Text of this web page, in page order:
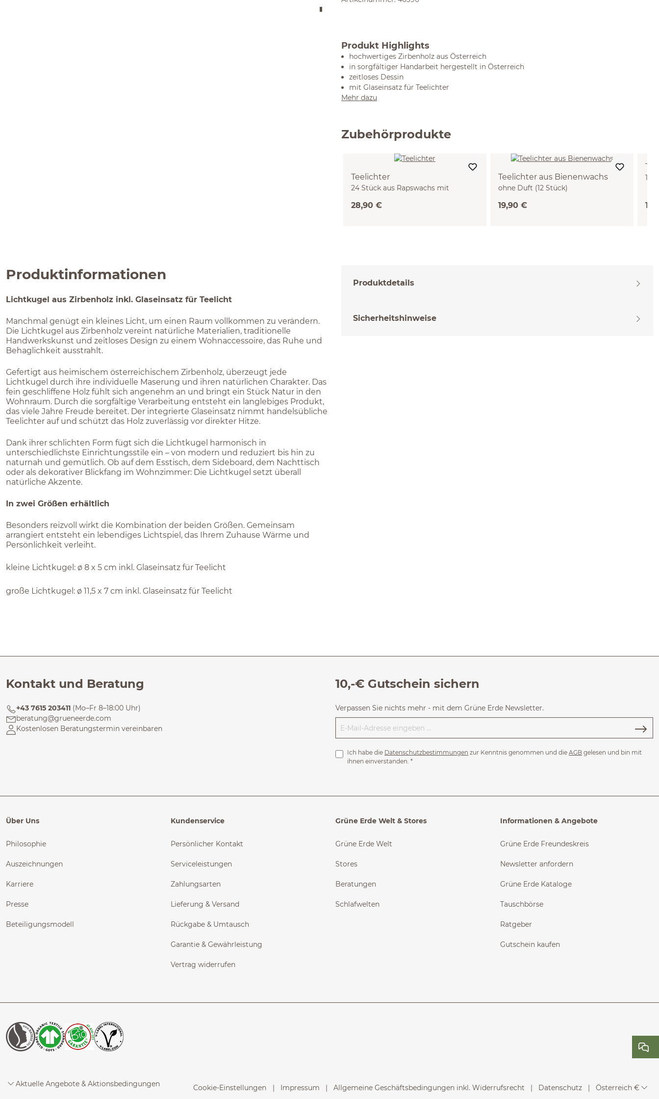
Produkt Highlights
hochwertiges Zirbenholz aus Österreich
in sorgfältiger Handarbeit hergestellt in Österreich
zeitloses Dessin
mit Glaseinsatz für Teelichter
Mehr dazu
Zubehörprodukte
Teelichter
24 Stück aus Rapswachs mit
28,90 €
Teelichter aus Bienenwachs
ohne Duft (12 Stück)
19,90 €
12
Produktinformationen
Lichtkugel aus Zirbenholz inkl. Glaseinsatz für Teelicht
Manchmal genügt ein kleines Licht, um einen Raum vollkommen zu verändern.
Die Lichtkugel aus Zirbenholz vereint natürliche Materialien, traditionelle
Handwerkskunst und zeitloses Design zu einem Wohnaccessoire, das Ruhe und
Behaglichkeit ausstrahlt.
Gefertigt aus heimischem österreichischem Zirbenholz, überzeugt jede
Lichtkugel durch ihre individuelle Maserung und ihren natürlichen Charakter. Das
fein geschliffene Holz fühlt sich angenehm an und bringt ein Stück Natur in den
Wohnraum. Durch die sorgfältige Verarbeitung entsteht ein langlebiges Produkt,
das viele Jahre Freude bereitet. Der integrierte Glaseinsatz nimmt handelsübliche
Teelichter auf und schützt das Holz zuverlässig vor direkter Hitze.
Dank ihrer schlichten Form fügt sich die Lichtkugel harmonisch in
unterschiedlichste Einrichtungsstile ein – von modern und reduziert bis hin zu
naturnah und gemütlich. Ob auf dem Esstisch, dem Sideboard, dem Nachttisch
oder als dekorativer Blickfang im Wohnzimmer: Die Lichtkugel setzt überall
natürliche Akzente.
In zwei Größen erhältlich
Besonders reizvoll wirkt die Kombination der beiden Größen. Gemeinsam
arrangiert entsteht ein lebendiges Lichtspiel, das Ihrem Zuhause Wärme und
Persönlichkeit verleiht.
kleine Lichtkugel: ø 8 x 5 cm inkl. Glaseinsatz für Teelicht
große Lichtkugel: ø 11,5 x 7 cm inkl. Glaseinsatz für Teelicht
Produktdetails
Sicherheitshinweise
Kontakt und Beratung
+43 7615 203411 (Mo–Fr 8–18:00 Uhr)
beratung@grueneerde.com
Kostenlosen Beratungstermin vereinbaren
10,-€ Gutschein sichern
Verpassen Sie nichts mehr - mit dem Grüne Erde Newsletter.
Ich habe die Datenschutzbestimmungen zur Kenntnis genommen und die AGB gelesen und bin mit
ihnen einverstanden. *
Über Uns
Philosophie
Auszeichnungen
Karriere
Presse
Beteiligungsmodell
Kundenservice
Persönlicher Kontakt
Serviceleistungen
Zahlungsarten
Lieferung & Versand
Rückgabe & Umtausch
Garantie & Gewährleistung
Vertrag widerrufen
Grüne Erde Welt & Stores
Grüne Erde Welt
Stores
Beratungen
Schlafwelten
Informationen & Angebote
Grüne Erde Freundeskreis
Newsletter anfordern
Grüne Erde Kataloge
Tauschbörse
Ratgeber
Gutschein kaufen
Aktuelle Angebote & Aktionsbedingungen Cookie-Einstellungen Impressum Allgemeine Geschäftsbedingungen inkl. Widerrufsrecht Datenschutz Österreich €